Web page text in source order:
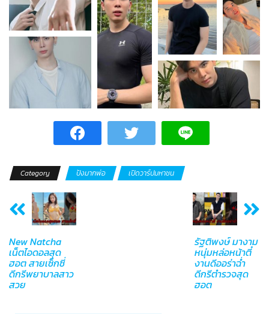
Category ปังมากพ่อ เปิดวาร์ปมหาชน
New Natcha
เน็ตไอดอลสุด
ฮอต สายเซ็กซี่
ดีกรีพยาบาลสาว
สวย
รัฐติพงษ์ มางาม
หนุ่มหล่อหน้าตี๋
งานดีออร่าฉ่ำ
ดีกรีตำรวจสุด
ฮอต